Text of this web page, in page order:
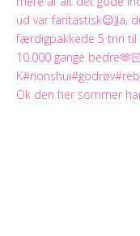
Ok den her sommer